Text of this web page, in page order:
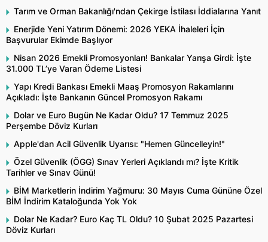
Tarım ve Orman Bakanlığı'ndan Çekirge İstilası İddialarına Yanıt
Enerjide Yeni Yatırım Dönemi: 2026 YEKA İhaleleri İçin
Başvurular Ekimde Başlıyor
Nisan 2026 Emekli Promosyonları! Bankalar Yarışa Girdi: İşte
31.000 TL’ye Varan Ödeme Listesi
Yapı Kredi Bankası Emekli Maaş Promosyon Rakamlarını
Açıkladı: İşte Bankanın Güncel Promosyon Rakamı
Dolar ve Euro Bugün Ne Kadar Oldu? 17 Temmuz 2025
Perşembe Döviz Kurları
Apple'dan Acil Güvenlik Uyarısı: "Hemen Güncelleyin!"
Özel Güvenlik (ÖGG) Sınav Yerleri Açıklandı mı? İşte Kritik
Tarihler ve Sınav Günü!
BİM Marketlerin İndirim Yağmuru: 30 Mayıs Cuma Gününe Özel
BİM İndirim Kataloğunda Yok Yok
Dolar Ne Kadar? Euro Kaç TL Oldu? 10 Şubat 2025 Pazartesi
Döviz Kurları